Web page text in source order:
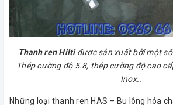
Thanh ren Hiltiđược sản xuất bởi một
Thép cường độ 5.8, thép cường độ cao
Inox..
Những loại thanh ren HAS – Bu lông hóa